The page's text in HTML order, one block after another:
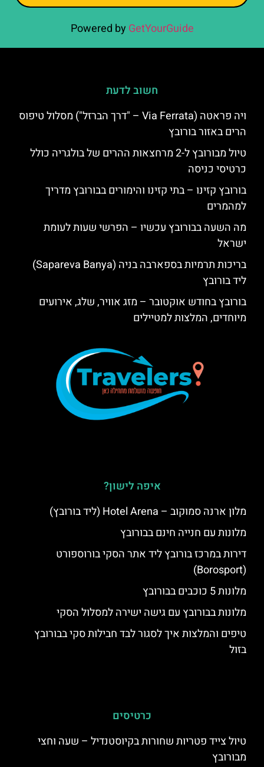
Powered by GetYourGuide
חשוב לדעת
ויה פראטה (Via Ferrata – "דרך הברזל") מסלול טיפוס
הרים באזור בורובץ
טיול מבורובץ ל-2 מרחצאות ההרים של בולגריה כולל
כרטיסי כניסה
בורובץ קזינו – בתי קזינו והימורים בבורובץ מדריך
למהמרים
מה השעה בבורובץ עכשיו – הפרשי שעות לעומת
ישראל
בריכות תרמיות בספארבה בניה (Sapareva Banya)
ליד בורובץ
בורובץ בחודש אוקטובר – מזג אוויר, שלג, אירועים
מיוחדים, המלצות למטיילים
איפה לישון?
מלון ארנה סמוקוב – Hotel Arena (ליד בורובץ)
מלונות עם חנייה חינם בבורובץ
דירות במרכז בורובץ ליד אתר הסקי בורוספורט
(Borosport)
מלונות 5 כוכבים בבורובץ
מלונות בבורובץ עם גישה ישירה למסלול הסקי
טיפים והמלצות איך לסגור לבד חבילות סקי בבורובץ
בזול
כרטיסים
טיול צייד פטריות שחורות בקיוסטנדיל – שעה וחצי
מבורובץ